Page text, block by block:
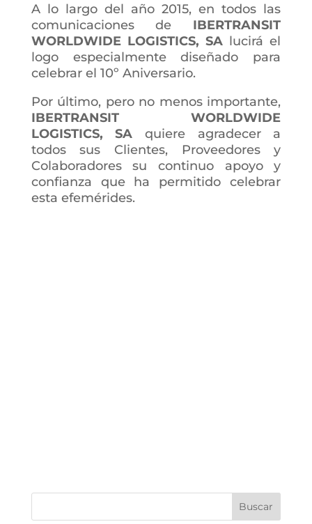
A lo largo del año 2015, en todos las
comunicaciones de IBERTRANSIT
WORLDWIDE LOGISTICS, SA lucirá el
logo especialmente diseñado para
celebrar el 10º Aniversario.
Por último, pero no menos importante,
IBERTRANSIT WORLDWIDE
LOGISTICS, SA quiere agradecer a
todos sus Clientes, Proveedores y
Colaboradores su continuo apoyo y
confianza que ha permitido celebrar
esta efemérides.